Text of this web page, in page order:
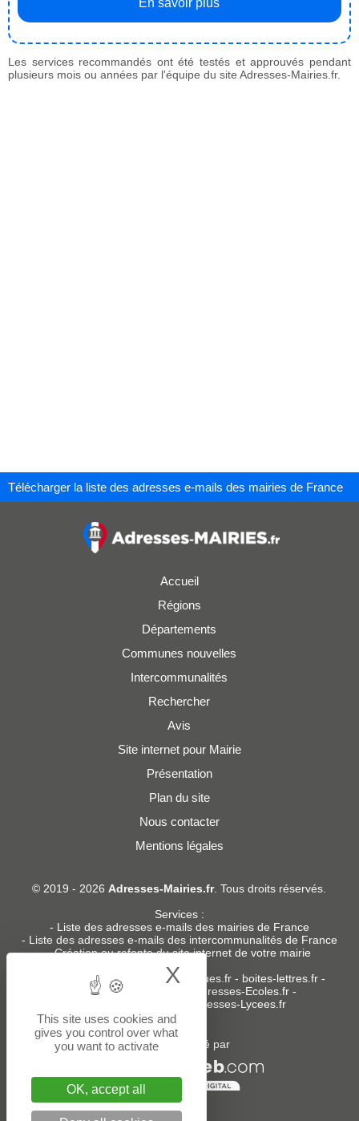
En savoir plus
Les services recommandés ont été testés et approuvés pendant
plusieurs mois ou années par l'équipe du site Adresses-Mairies.fr.
Télécharger la liste des adresses e-mails des mairies de France
Accueil
Régions
Départements
Communes nouvelles
Intercommunalités
Rechercher
Avis
Site internet pour Mairie
Présentation
Plan du site
Nous contacter
Mentions légales
© 2019 - 2026Adresses-Mairies.fr. Tous droits réservés.
Services :
- Liste des adresses e-mails des mairies de France
- Liste des adresses e-mails des intercommunalités de France
-Création ou refonte du site internet de votre mairie
Sites partenaires: donneespubliques.fr - boites-lettres.fr -
bureaux.boites-lettres.fr
Adresses-Ecoles.fr -
Adresses-Lycees.fr
Un service édité par
This site uses cookies and
gives you control over what
you want to activate
OK, accept all
X Hide cookie